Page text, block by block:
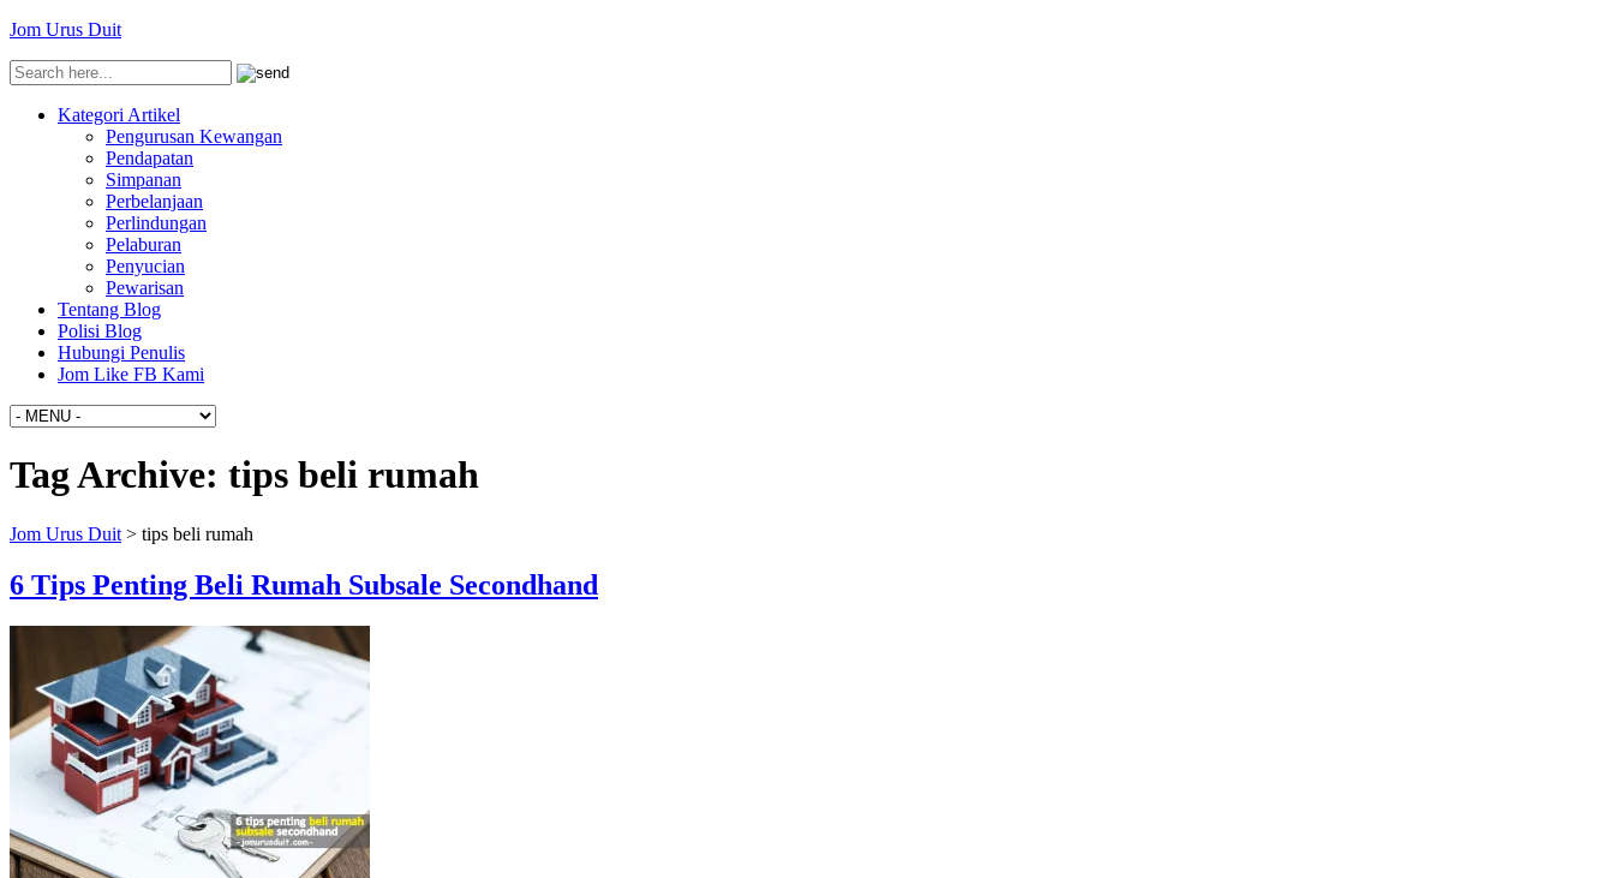
Jom Urus Duit
Kategori Artikel
Pengurusan Kewangan
Pendapatan
Simpanan
Perbelanjaan
Perlindungan
Pelaburan
Penyucian
Pewarisan
Tentang Blog
Polisi Blog
Hubungi Penulis
Jom Like FB Kami
Tag Archive: tips beli rumah
Jom Urus Duit > tips beli rumah
6 Tips Penting Beli Rumah Subsale Secondhand